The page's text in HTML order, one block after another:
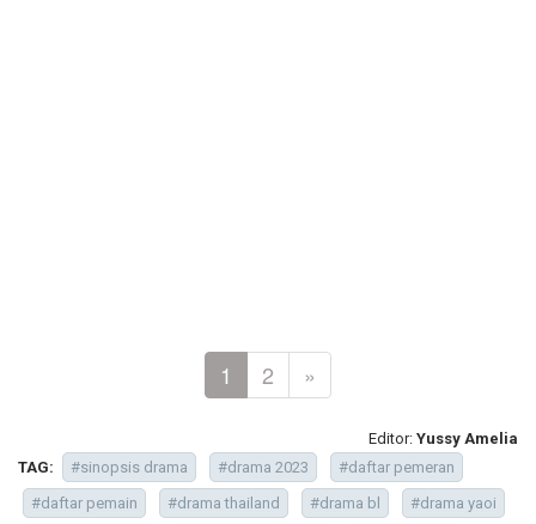
1 2 »
Editor: Yussy Amelia
TAG:
#sinopsis drama #drama 2023
#daftar pemeran
#daftar pemain
#drama thailand #drama bl
#drama yaoi